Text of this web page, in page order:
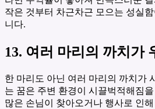
작은 것부터 차근차근 모으는 성실
니다.
13. 여러 마리의 까치가
한 마리도 아닌 여러 마리의 까치가
는 꿈은 주변 환경이 시끌벅적해짐
많은 손님이 찾아오거나 행사로 인